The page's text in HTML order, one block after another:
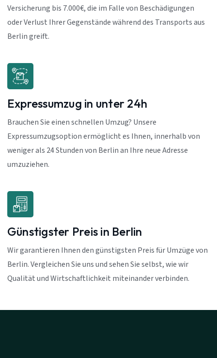
Versicherung bis 7.000€, die im Falle von Beschädigungen
oder Verlust Ihrer Gegenstände während des Transports aus
Berlin greift.
Expressumzug in unter 24h
Brauchen Sie einen schnellen Umzug? Unsere
Expressumzugsoption ermöglicht es Ihnen, innerhalb von
weniger als 24 Stunden von Berlin an Ihre neue Adresse
umzuziehen.
Günstigster Preis in Berlin
Wir garantieren Ihnen den günstigsten Preis für Umzüge von
Berlin. Vergleichen Sie uns und sehen Sie selbst, wie wir
Qualität und Wirtschaftlichkeit miteinander verbinden.